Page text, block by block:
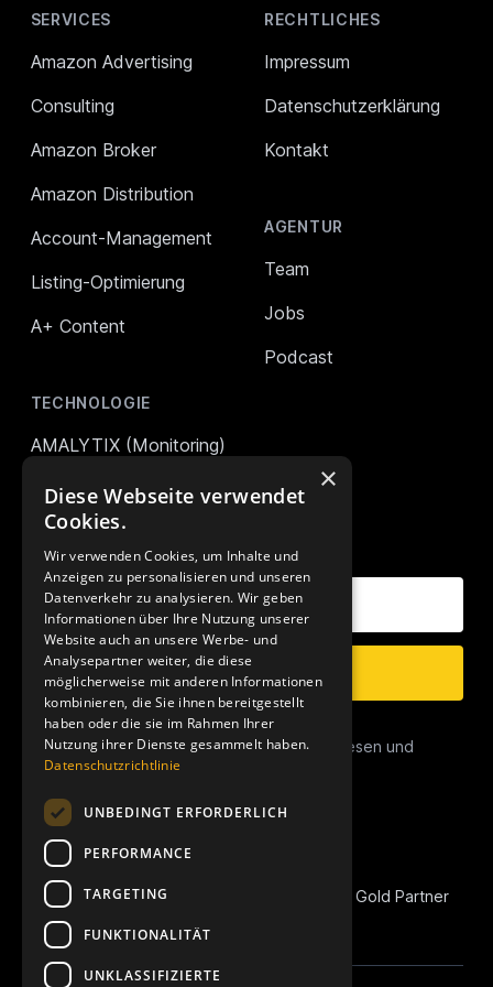
SERVICES
Amazon Advertising
Consulting
Amazon Broker
Amazon Distribution
Account-Management
Listing-Optimierung
A+ Content
TECHNOLOGIE
AMALYTIX (Monitoring)
Mikro Tools
RECHTLICHES
Impressum
Datenschutzerklärung
Kontakt
AGENTUR
Team
Jobs
Podcast
UNSER NEWSLETTER
Deine E-Mail Adresse
Anmelden
Datenschutz
Ich habe die Datenschutzerklärung
gelesen und
stimme dieser zu.
REVOIC ist Amazon Marketplace EU Agency Gold Partner
und Amazon Advertising Verified Partner.
×
Diese Webseite verwendet
Cookies.
Wir verwenden Cookies, um Inhalte und
Anzeigen zu personalisieren und unseren
Datenverkehr zu analysieren. Wir geben
Informationen über Ihre Nutzung unserer
Website auch an unsere Werbe- und
Analysepartner weiter, die diese
möglicherweise mit anderen Informationen
kombinieren, die Sie ihnen bereitgestellt
haben oder die sie im Rahmen Ihrer
Nutzung ihrer Dienste gesammelt haben.
Datenschutzrichtlinie
UNBEDINGT ERFORDERLICH
PERFORMANCE
TARGETING
FUNKTIONALITÄT
UNKLASSIFIZIERTE